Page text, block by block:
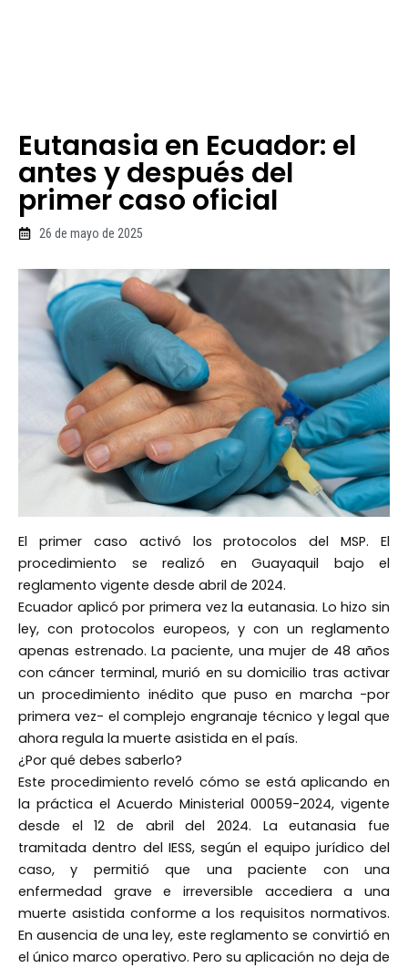
Eutanasia en Ecuador: el
antes y después del
primer caso oficial
26 de mayo de 2025
El primer caso activó los protocolos del MSP. El
procedimiento se realizó en Guayaquil bajo el
reglamento vigente desde abril de 2024.
Ecuador aplicó por primera vez la eutanasia. Lo hizo sin
ley, con protocolos europeos, y con un reglamento
apenas estrenado. La paciente, una mujer de 48 años
con cáncer terminal, murió en su domicilio tras activar
un procedimiento inédito que puso en marcha -por
primera vez- el complejo engranaje técnico y legal que
ahora regula la muerte asistida en el país.
¿Por qué debes saberlo?
Este procedimiento reveló cómo se está aplicando en
la práctica el Acuerdo Ministerial 00059-2024, vigente
desde el 12 de abril del 2024. La eutanasia fue
tramitada dentro del IESS, según el equipo jurídico del
caso, y permitió que una paciente con una
enfermedad grave e irreversible accediera a una
muerte asistida conforme a los requisitos normativos.
En ausencia de una ley, este reglamento se convirtió en
el único marco operativo. Pero su aplicación no deja de